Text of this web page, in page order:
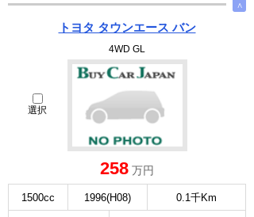
∧
トヨタ タウンエース バン
4WD GL
選択
258 万円
1500cc 1996(H08) 0.1千Km